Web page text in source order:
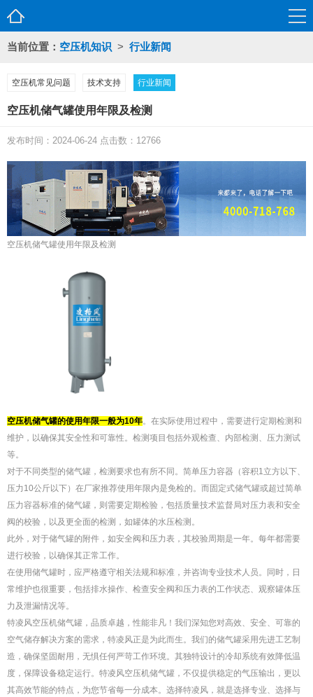
当前位置： 空压机知识 > 行业新闻
空压机常见问题 技术支持 行业新闻
空压机储气罐使用年限及检测
发布时间：2024-06-24 点击数：12766
空压机储气罐使用年限及检测
空压机储气罐的使用年限一般为10年。在实际使用过程中，需要进行定期检测和
维护，以确保其安全性和可靠性。检测项目包括外观检查、内部检测、压力测试
等。
对于不同类型的储气罐，检测要求也有所不同。简单压力容器（容积1立方以下、
压力10公斤以下）在厂家推荐使用年限内是免检的。而固定式储气罐或超过简单
压力容器标准的储气罐，则需要定期检验，包括质量技术监督局对压力表和安全
阀的校验，以及更全面的检测，如罐体的水压检测。
此外，对于储气罐的附件，如安全阀和压力表，其校验周期是一年。每年都需要
进行校验，以确保其正常工作。
在使用储气罐时，应严格遵守相关法规和标准，并咨询专业技术人员。同时，日
常维护也很重要，包括排水操作、检查安全阀和压力表的工作状态、观察罐体压
力及泄漏情况等。
特凌风空压机储气罐，品质卓越，性能非凡！我们深知您对高效、安全、可靠的
空气储存解决方案的需求，特凌风正是为此而生。我们的储气罐采用先进工艺制
造，确保坚固耐用，无惧任何严苛工作环境。其独特设计的冷却系统有效降低温
度，保障设备稳定运行。特凌风空压机储气罐，不仅提供稳定的气压输出，更以
其高效节能的特点，为您节省每一分成本。选择特凌风，就是选择专业、选择与